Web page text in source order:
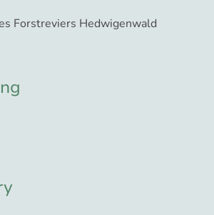
Forstreviers Hedwigenwald